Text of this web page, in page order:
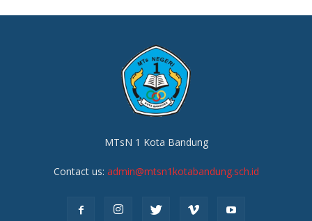
MTsN 1 Kota Bandung
Contact us: admin@mtsn1kotabandung.sch.id